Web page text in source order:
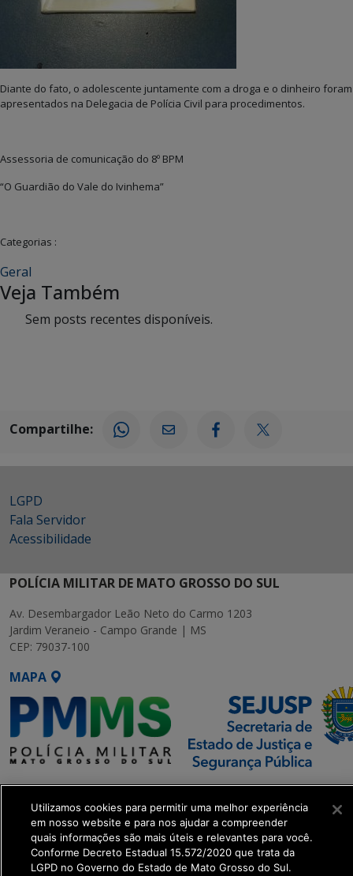
Diante do fato, o adolescente juntamente com a droga e o dinheiro foram
apresentados na Delegacia de Polícia Civil para procedimentos.
Assessoria de comunicação do 8º BPM
“O Guardião do Vale do Ivinhema”
Categorias :
Geral
Veja Também
Sem posts recentes disponíveis.
Compartilhe:
LGPD
Fala Servidor
Acessibilidade
POLÍCIA MILITAR DE MATO GROSSO DO SUL
Av. Desembargador Leão Neto do Carmo 1203
Jardim Veraneio - Campo Grande | MS
CEP: 79037-100
MAPA
SETDIG | Secretaria-Executiva
de Transformação Digital
get_footer();
Utilizamos cookies para permitir uma melhor experiência
em nosso website e para nos ajudar a compreender
quais informações são mais úteis e relevantes para você.
Conforme Decreto Estadual 15.572/2020 que trata da
LGPD no Governo do Estado de Mato Grosso do Sul.